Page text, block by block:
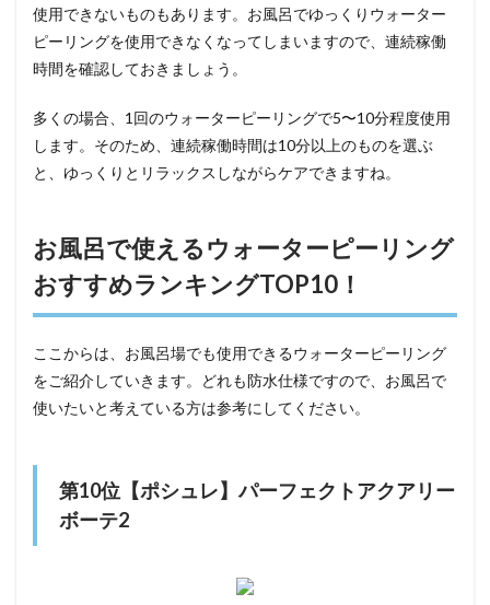
使用できないものもあります。お風呂でゆっくりウォーター
ピーリングを使用できなくなってしまいますので、連続稼働
時間を確認しておきましょう。
多くの場合、1回のウォーターピーリングで5〜10分程度使用
します。そのため、連続稼働時間は10分以上のものを選ぶ
と、ゆっくりとリラックスしながらケアできますね。
お風呂で使えるウォーターピーリング
おすすめランキングTOP10！
ここからは、お風呂場でも使用できるウォーターピーリング
をご紹介していきます。どれも防水仕様ですので、お風呂で
使いたいと考えている方は参考にしてください。
第10位【ポシュレ】パーフェクトアクアリー
ボーテ2